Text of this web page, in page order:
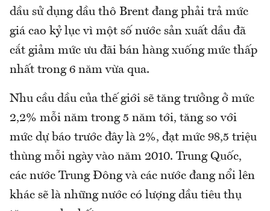
dầu sử dụng dầu thô Brent đang phải trả mức
giá cao kỷ lục vì một số nước sản xuất dầu đã
cắt giảm mức ưu đãi bán hàng xuống mức thấp
nhất trong 6 năm vừa qua.
Nhu cầu dầu của thế giới sẽ tăng trưởng ở mức
2,2% mỗi năm trong 5 năm tới, tăng so với
mức dự báo trước đây là 2%, đạt mức 98,5 triệu
thùng mỗi ngày vào năm 2010. Trung Quốc,
các nước Trung Đông và các nước đang nổi lên
khác sẽ là những nước có lượng dầu tiêu thụ